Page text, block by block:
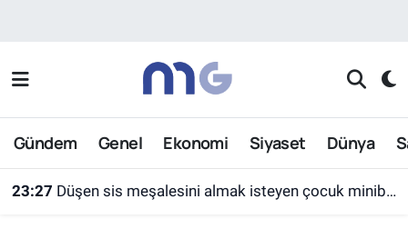
Gündem Genel Ekonomi Siyaset Dünya
23:27 Düşen sis meşalesini almak isteyen çocuk minibüsün altında kaldı
Nöbetçi Eczaneler
Hava Durumu